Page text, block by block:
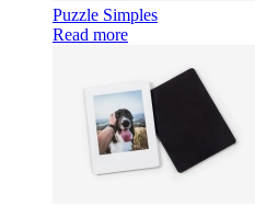
Puzzle Simples
Read more